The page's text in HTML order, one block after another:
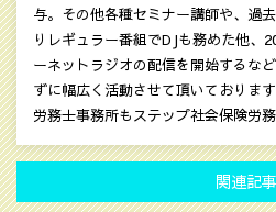
与。その他各種セミナー講師や、過
りレギュラー番組でDJも務めた他、
ーネットラジオの配信を開始するな
ずに幅広く活動させて頂いておりま
労務士事務所もステップ社会保険労
関連記事